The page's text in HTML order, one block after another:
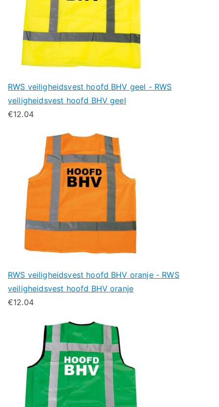
RWS veiligheidsvest hoofd BHV geel - RWS
veiligheidsvest hoofd BHV geel
€12.04
RWS veiligheidsvest hoofd BHV oranje - RWS
veiligheidsvest hoofd BHV oranje
€12.04